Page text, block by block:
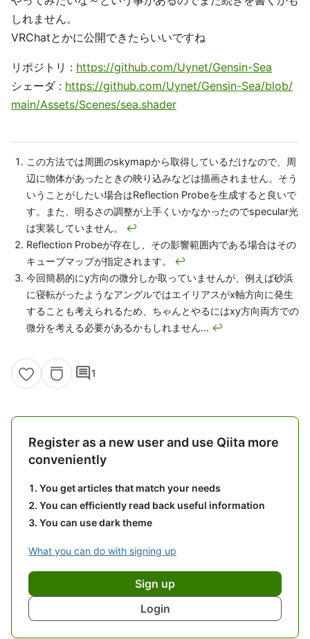
しれません。
VRChatとかに公開できたらいいですね
リポジトリ : https://github.com/Uynet/Gensin-Sea
シェーダ : https://github.com/Uynet/Gensin-Sea/blob/
main/Assets/Scenes/sea.shader
この方法では周囲のskymapから取得しているだけなので、周
辺に物体があったときの映り込みなどは描画されません。そう
いうことがしたい場合はReflection Probeを生成すると良いで
す。また、明るさの調整が上手くいかなかったのでspecular光
は実装していません。 ↩
Reflection Probeが存在し、その影響範囲内である場合はその
キューブマップが指定されます。 ↩
今回簡易的にy方向の微分しか取っていませんが、例えば砂浜
に寝転がったようなアングルではエイリアスがx軸方向に発生
することも考えられるため、ちゃんとやるにはxy方向両方での
微分を考える必要があるかもしれません... ↩
comment1
Register as a new user and use Qiita more
conveniently
You get articles that match your needs
You can efficiently read back useful information
You can use dark theme
What you can do with signing up
Sign up
Login